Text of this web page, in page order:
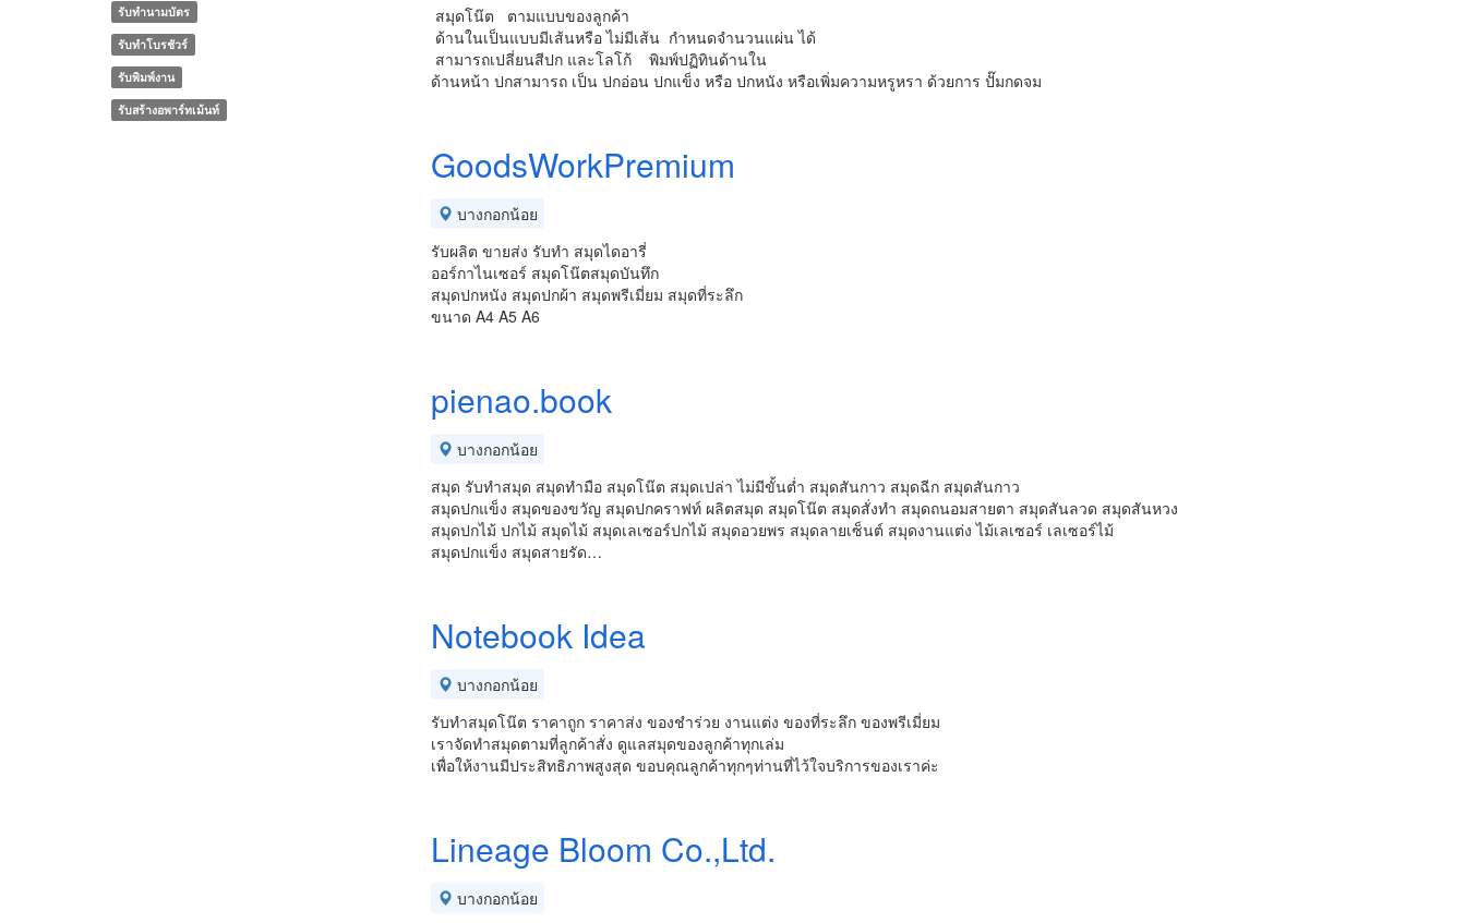
สมุดโน๊ต ตามแบบของลูกค้า
ด้านในเป็นแบบมีเส้นหรือ ไม่มีเส้น กำหนดจำนวนแผ่น ได้
สามารถเปลี่ยนสีปก และโลโก้ พิมพ์ปฏิทินด้านใน
ด้านหน้า ปกสามารถ เป็น ปกอ่อน ปกแข็ง หรือ ปกหนัง หรือเพิ่มความหรูหรา ด้วยการ ปั๊มกดจม
GoodsWorkPremium
บางกอกน้อย
รับผลิต ขายส่ง รับทำ สมุดไดอารี่
ออร์กาไนเซอร์ สมุดโน๊ตสมุดบันทึก
สมุดปกหนัง สมุดปกผ้า สมุดพรีเมี่ยม สมุดที่ระลึก
ขนาด A4 A5 A6
pienao.book
บางกอกน้อย
สมุด รับทำสมุด สมุดทำมือ สมุดโน๊ต สมุดเปล่า ไม่มีขั้นต่ำ สมุดสันกาว สมุดฉีก สมุดสันกาว
สมุดปกแข็ง สมุดของขวัญ สมุดปกคราฟท์ ผลิตสมุด สมุดโน๊ต สมุดสั่งทำ สมุดถนอมสายตา สมุดสันลวด สมุดสันหวง
สมุดปกไม้ ปกไม้ สมุดไม้ สมุดเลเซอร์ปกไม้ สมุดอวยพร สมุดลายเซ็นต์ สมุดงานแต่ง ไม้เลเซอร์ เลเซอร์ไม้
สมุดปกแข็ง สมุดสายรัด…
Notebook Idea
บางกอกน้อย
รับทำสมุดโน๊ต ราคาถูก ราคาส่ง ของชำร่วย งานแต่ง ของที่ระลึก ของพรีเมี่ยม
เราจัดทำสมุดตามที่ลูกค้าสั่ง ดูแลสมุดของลูกค้าทุกเล่ม
เพื่อให้งานมีประสิทธิภาพสูงสุด ขอบคุณลูกค้าทุกๆท่านที่ไว้ใจบริการของเราค่ะ
Lineage Bloom Co.,Ltd.
บางกอกน้อย
รับทํานามบัตร
รับทําโบรชัวร์
รับพิมพ์งาน
รับสร้างอพาร์ทเม้นท์